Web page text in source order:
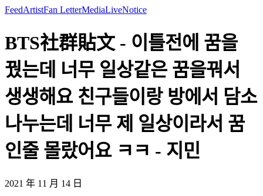
FeedArtistFan LetterMediaLiveNotice
BTS社群貼文 - 이틀전에 꿈을
꿨는데 너무 일상같은 꿈을꿔서
생생해요 친구들이랑 방에서 담소
나누는데 너무 제 일상이라서 꿈
인줄 몰랐어요 ㅋㅋ - 지민
2021 年 11 月 14 日